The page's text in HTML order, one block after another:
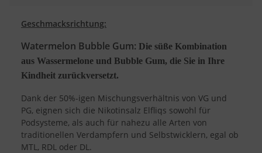
Geschmacksrichtung:
Watermelon Bubble Gum: Die süße Kombination
aus Wassermelone und Bubble Gum, die Sie in Ihre
Kindheit zurückversetzt.
Dank der 50%-igen Mischungsverhältnis von VG und
PG, eignen sich die Nikotinsalz Elfliqs sowohl für
Podsysteme, als auch für nahezu alle Arten von
traditionellen Verdampfern und Selbstwicklern, egal ob
MTL, RDL oder DL.